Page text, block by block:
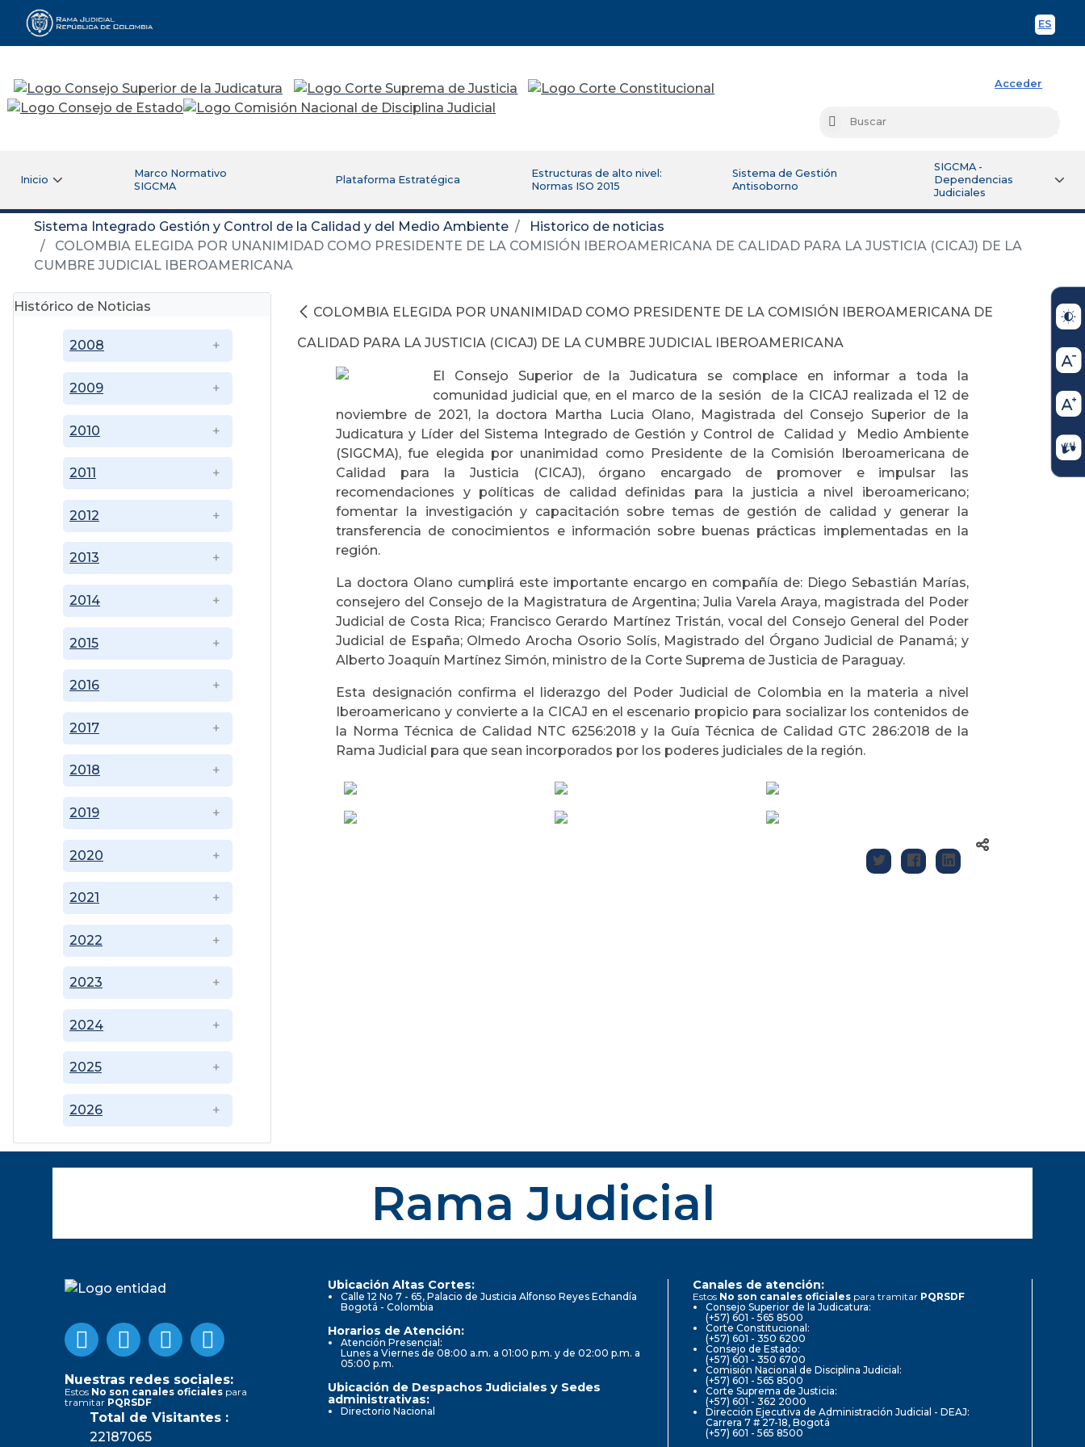
ES
Rama Judicial
Acceder
Buscar
Inicio
Marco Normativo
SIGCMA
Plataforma Estratégica
Estructuras de alto nivel:
Normas ISO 2015
Sistema de Gestión
Antisoborno
SIGCMA -
Dependencias
Judiciales
Sistema Integrado Gestión y Control de la Calidad y del Medio Ambiente
Historico de noticias
COLOMBIA ELEGIDA POR UNANIMIDAD COMO PRESIDENTE DE LA COMISIÓN IBEROAMERICANA DE CALIDAD PARA LA JUSTICIA (CICAJ) DE LA
CUMBRE JUDICIAL IBEROAMERICANA
Histórico de Noticias
2008
2009
2010
2011
2012
2013
2014
2015
2016
2017
2018
2019
2020
2021
2022
2023
2024
2025
2026
COLOMBIA ELEGIDA POR UNANIMIDAD COMO PRESIDENTE DE LA COMISIÓN IBEROAMERICANA DE
CALIDAD PARA LA JUSTICIA (CICAJ) DE LA CUMBRE JUDICIAL IBEROAMERICANA
El Consejo Superior de la Judicatura se complace en informar a toda la
comunidad judicial que, en el marco de la sesión de la CICAJ realizada el 12 de
noviembre de 2021, la doctora Martha Lucia Olano, Magistrada del Consejo Superior de la
Judicatura y Líder del Sistema Integrado de Gestión y Control de Calidad y Medio Ambiente
(SIGCMA), fue elegida por unanimidad como Presidente de la Comisión Iberoamericana de
Calidad para Ia Justicia (CICAJ), órgano encargado de promover e impulsar las
recomendaciones y políticas de calidad definidas para Ia justicia a nivel iberoamericano;
fomentar Ia investigación y capacitación sobre temas de gestión de calidad y generar Ia
transferencia de conocimientos e información sobre buenas prácticas implementadas en la
región.
La doctora Olano cumplirá este importante encargo en compañía de: Diego Sebastián Marías,
consejero del Consejo de la Magistratura de Argentina; Julia Varela Araya, magistrada del Poder
Judicial de Costa Rica; Francisco Gerardo Martínez Tristán, vocal del Consejo General del Poder
Judicial de España; Olmedo Arocha Osorio Solís, Magistrado del Órgano Judicial de Panamá; y
Alberto Joaquín Martínez Simón, ministro de la Corte Suprema de Justicia de Paraguay.
Esta designación confirma el liderazgo del Poder Judicial de Colombia en la materia a nivel
Iberoamericano y convierte a la CICAJ en el escenario propicio para socializar los contenidos de
la Norma Técnica de Calidad NTC 6256:2018 y la Guía Técnica de Calidad GTC 286:2018 de la
Rama Judicial para que sean incorporados por los poderes judiciales de la región.
Rama Judicial
Nuestras redes sociales:
Estos No son canales oficiales para
tramitar PQRSDF
Total de Visitantes :
22187065
Ubicación Altas Cortes:
Calle 12 No 7 - 65, Palacio de Justicia Alfonso Reyes Echandía
Bogotá - Colombia
Horarios de Atención:
Atención Presencial:
Lunes a Viernes de 08:00 a.m. a 01:00 p.m. y de 02:00 p.m. a
05:00 p.m.
Ubicación de Despachos Judiciales y Sedes
administrativas:
Directorio Nacional
Canales de atención:
Estos No son canales oficiales para tramitar PQRSDF
Consejo Superior de la Judicatura:
(+57) 601 - 565 8500
Corte Constitucional:
(+57) 601 - 350 6200
Consejo de Estado:
(+57) 601 - 350 6700
Comisión Nacional de Disciplina Judicial:
(+57) 601 - 565 8500
Corte Suprema de Justicia:
(+57) 601 - 362 2000
Dirección Ejecutiva de Administración Judicial - DEAJ:
Carrera 7 # 27-18, Bogotá
(+57) 601 - 565 8500